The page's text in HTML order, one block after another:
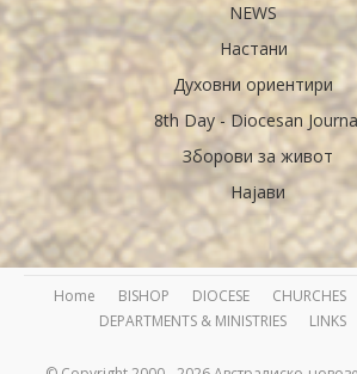
NEWS
Настани
Духовни ориентири
8th Day - Diocesan
Зборови за живот
Најави
Home BISHOP DIOCESE CHURCHES
DEPARTMENTS & MINISTRIES
LINKS